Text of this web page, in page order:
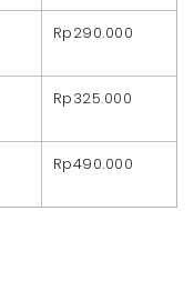
Rp290.000
Rp325.000
Rp490.000